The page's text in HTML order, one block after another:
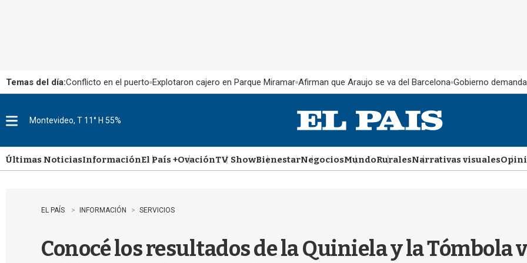
Temas del día:Conflicto en el puerto Explotaron cajero en Parque Miramar Afirman que Araujo se va del Barcelona Gobierno
u
Montevideo, T 11° H 55%
Últimas NoticiasInformaciónEl País +OvaciónTV ShowBienestarNegociosMundoRuralesNarrativas visuales
EL PAÍS INFORMACIÓN SERVICIOS
Conocé los resultados de la Quiniela y la